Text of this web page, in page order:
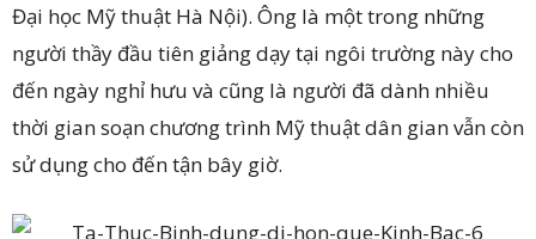
Đại học Mỹ thuật Hà Nội). Ông là một trong những
người thầy đầu tiên giảng dạy tại ngôi trường này cho
đến ngày nghỉ hưu và cũng là người đã dành nhiều
thời gian soạn chương trình Mỹ thuật dân gian vẫn còn
sử dụng cho đến tận bây giờ.